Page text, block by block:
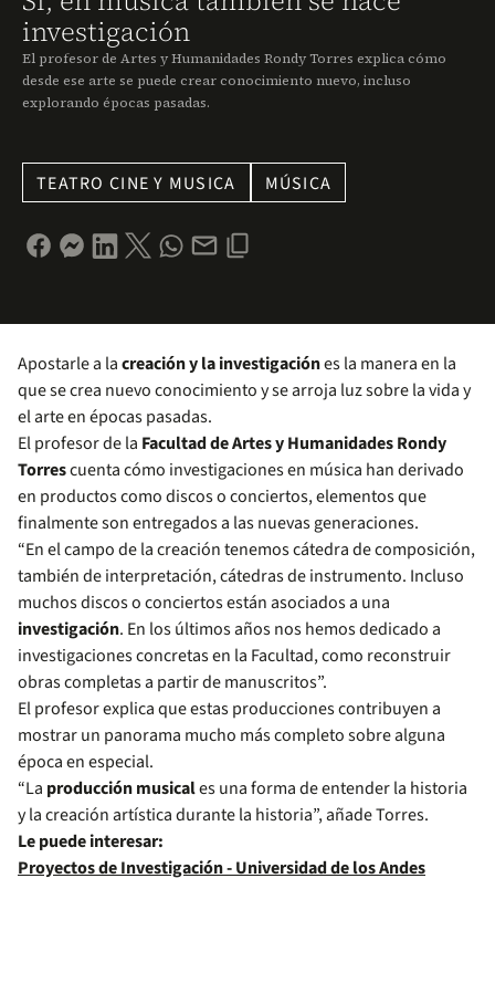
investigación
El profesor de Artes y Humanidades Rondy Torres explica cómo
desde ese arte se puede crear conocimiento nuevo, incluso
explorando épocas pasadas.
TEATRO CINE Y MUSICA MÚSICA
Apostarle a lacreación y la investigaciónes la manera en la
que se crea nuevo conocimiento y se arroja luz sobre la vida y
el arte en épocas pasadas.
El profesor de la Facultad de Artes y HumanidadesRondy
Torrescuenta cómo investigaciones en música han derivado
en productos como discos o conciertos, elementos que
finalmente son entregados a las nuevas generaciones.
“En el campo de la creación tenemos cátedra de composición,
también de interpretación, cátedras de instrumento. Incluso
muchos discos o conciertos están asociados a una
investigación. En los últimos años nos hemos dedicado a
investigaciones concretas en la Facultad, como reconstruir
obras completas a partir de manuscritos”.
El profesor explica que estas producciones contribuyen a
mostrar un panorama mucho más completo sobre alguna
época en especial.
“La producción musicales una forma de entender la historia
y la creación artística durante la historia”, añade Torres.
Le puede interesar:
Proyectos de Investigación - Universidad de los Andes